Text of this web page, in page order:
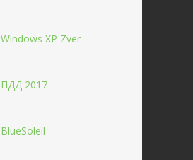
Windows XP Zver
ПДД 2017
BlueSoleil